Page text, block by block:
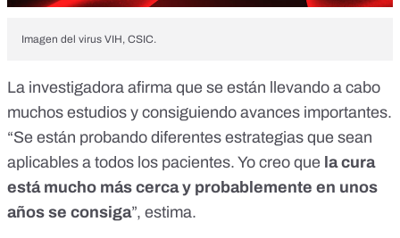
Imagen del virus VIH, CSIC.
La investigadora afirma que se están llevando a cabo
muchos estudios y consiguiendo avances importantes.
“Se están probando diferentes estrategias que sean
aplicables a todos los pacientes. Yo creo que la cura
está mucho más cerca y probablemente en unos
años se consiga”, estima.